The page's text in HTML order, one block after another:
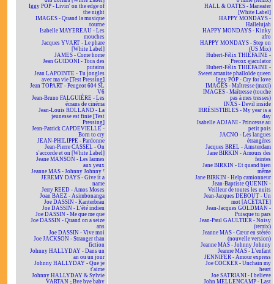
Iggy POP - Livin' on the edge of
the night
IMAGES - Quand la musique
tourne
Isabelle MAYEREAU - Les
mouches
Jacques YVART - Le phare
[White Label]
JAMES - Come home
Jean GUIDONI - Tous des
putains
Jean LAPOINTE - Tu jongles
avec ma vie [Test Pressing]
Jean TOPART - Peugeot 604 SL
V6
Jean-Bruno FALGUIÈRE - Les
écrans de cinéma
Jean-Louis ROLLAND - La
jeunesse est finie [Test
Pressing]
Jean-Patrick CAPDEVIELLE -
Born to cry
JEAN-PHILIPPE - Pardonne
Jean-Pierre CASSEL - On
s'accorde et on [White Label]
Jeane MANSON - Les larmes
aux yeux
Jeanne MAS - Johnny Johnny ²
JEREMY DAYS - Give it a
name
Jerry REED - Amos Moses
Joan BAEZ - Asimbonanga
Joe DASSIN - Kanterbräu
Joe DASSIN - L'été indien
Joe DASSIN - Me que me que
Joe DASSIN - Quand on a seize
ans
Joe DASSIN - Vive moi
Joe JACKSON - Stranger than
fiction
Johnny HALLYDAY - Dans un
an ou un jour
Johnny HALLYDAY - Que je
t'aime
Johnny HALLYDAY & Sylvie
VARTAN - Bye bye baby
HALL & OATES - Maneater
[White Label]
HAPPY MONDAYS -
Hallelujah
HAPPY MONDAYS - Kinky
afro
HAPPY MONDAYS - Step on
(US Mix)
Hubert-Félix THIÉFAINE -
Precox ejaculator
Hubert-Félix THIÉFAINE -
Sweet amanite phalloïde queen
Iggy POP - Cry for love
IMAGES - Maîtresse (maxi)
IMAGES - Maîtresse (touche
pas à mes tresses)
INXS - Devil inside
IRRÉSISTIBLES - My year is a
day
Isabelle ADJANI - Princesse au
petit pois
JACNO - Les langues
étrangères
Jacques BREL - Amsterdam
Jane BIRKIN - Amours des
feintes
Jane BIRKIN - Et quand bien
même
Jane BIRKIN - Help camionneur
Jean-Baptiste QUENIN -
Veilleur de toutes les nuits
Jean-Jacques DEBOUT - Un
mot [ACÉTATE]
Jean-Jacques GOLDMAN -
Puisque tu pars
Jean-Paul GAULTIER - Noisy
(remix)
Jeanne MAS - Cœur en stéréo
(nouvelle version)
Jeanne MAS - Johnny Johnny
Jeanne MAS - L'enfant
JENNIFER - Amour express
Joe COCKER - Unchain my
heart
Joe SATRIANI - I believe
John MELLENCAMP - Last